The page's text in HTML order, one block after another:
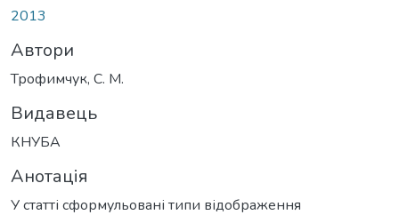
2013
Автори
Трофимчук, С. М.
Видавець
КНУБА
Анотація
У статті сформульовані типи відображення